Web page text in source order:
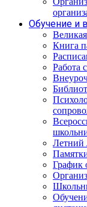
Обучение и
Книга
Работа
Летний
График